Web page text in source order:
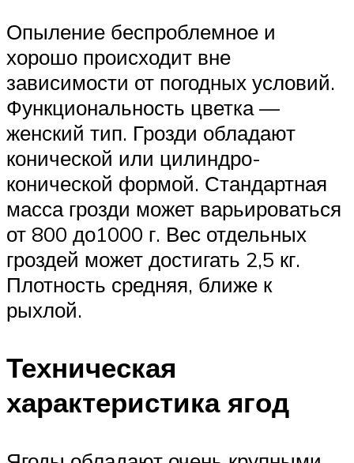
Опыление беспроблемное и
хорошо происходит вне
зависимости от погодных условий.
Функциональность цветка —
женский тип. Грозди обладают
конической или цилиндро-
конической формой. Стандартная
масса грозди может варьироваться
от 800 до1000 г. Вес отдельных
гроздей может достигать 2,5 кг.
Плотность средняя, ближе к
рыхлой.
Техническая
характеристика ягод